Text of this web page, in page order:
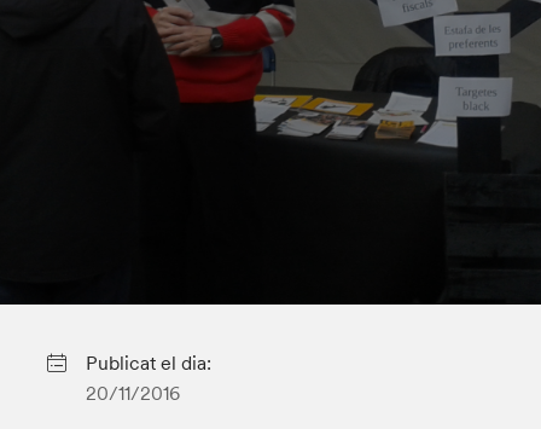
Publicat el dia:
20/11/2016